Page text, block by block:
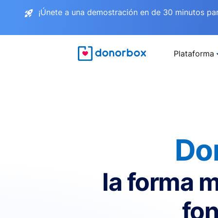
¡Únete a una demostración en de 30 minutos
Plataforma
la forma